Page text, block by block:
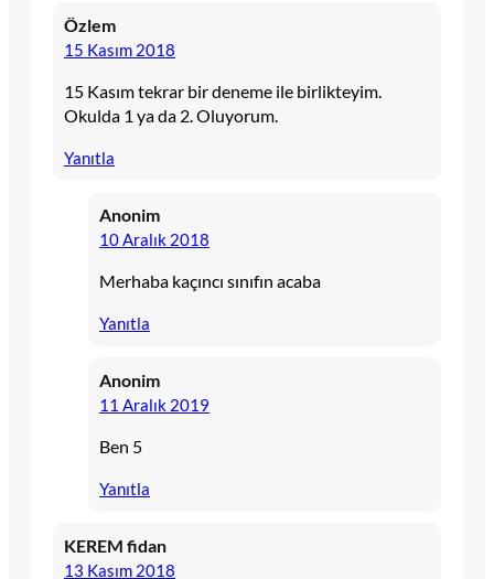
Özlem
15 Kasım 2018
15 Kasım tekrar bir deneme ile birlikteyim.
Okulda 1 ya da 2. Oluyorum.
Yanıtla
Anonim
10 Aralık 2018
Merhaba kaçıncı sınıfın acaba
Yanıtla
Anonim
11 Aralık 2019
Ben 5
Yanıtla
KEREM fidan
13 Kasım 2018